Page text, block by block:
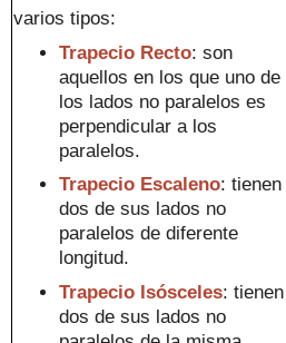
varios tipos:
Trapecio Recto: son
aquellos en los que uno de
los lados no paralelos es
perpendiculara los
paralelos.
Trapecio Escaleno: tienen
dos de sus lados no
paralelosdediferente
longitud.
Trapecio Isósceles:tienen
dos de sus lados no